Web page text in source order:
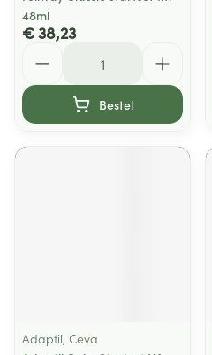
48ml
€ 38,23
Bestel
Adaptil, Ceva